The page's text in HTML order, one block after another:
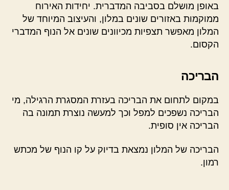
באופן מושלם בסביבה המדברית. יחידות האירוח
ממוקמות באזורים שונים במלון, והעיצוב המיוחד של
המלון מאפשר תצפיות מכיוונים שונים אל הנוף המדברי
הקסום.
הבריכה
במקום לתחום את הבריכה בעזרת המסגרת הרגילה, מי
הבריכה נשפכים למפל וכך למעשה נוצרת תמונה בה
הבריכה אין סופית.
הבריכה של המלון נמצאת בדיוק על קו הנוף של מכתש
רמון.